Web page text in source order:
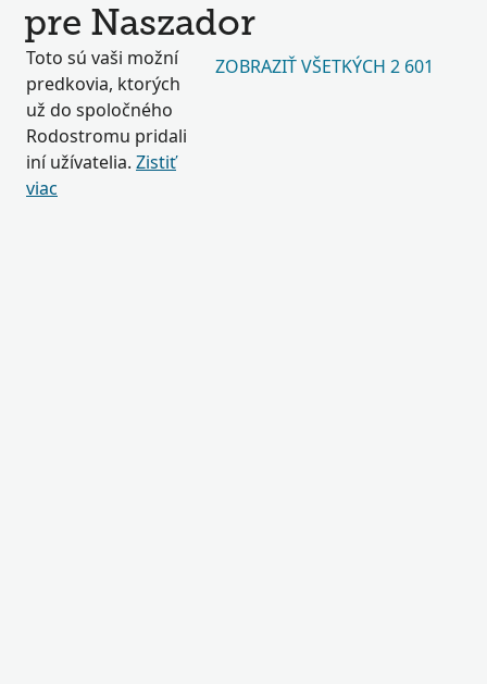
pre Naszador
Toto sú vaši možní
predkovia, ktorých
už do spoločného
Rodostromu pridali
iní užívatelia. Zistiť
viac
ZOBRAZIŤ VŠETKÝCH 2 601